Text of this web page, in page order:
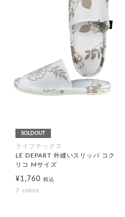
SOLDOUT
ライフテックス
LE DEPART 外縫いスリッパ コク
リコ Mサイズ
¥1,760 税込
7 colors